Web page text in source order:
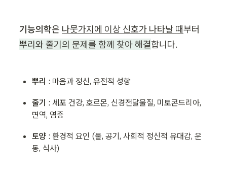
기능의학은 나뭇가지에 이상 신호가 나타날 때
뿌리와 줄기의 문제를 함께 찾아 해결합니다.
뿌리 : 마음과 정신, 유전적 성향
줄기 : 세포 건강, 호르몬, 신경전달물질, 미토콘드리아,
면역, 염증
토양 : 환경적 요인 (물, 공기, 사회적 정신적 유대감, 운
동, 식사)